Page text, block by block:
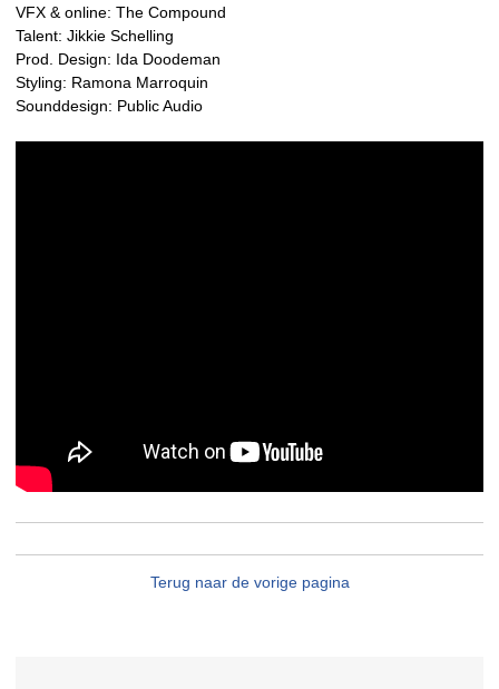
VFX & online: The Compound
Talent: Jikkie Schelling
Prod. Design: Ida Doodeman
Styling: Ramona Marroquin
Sounddesign: Public Audio
Terug naar de vorige pagina